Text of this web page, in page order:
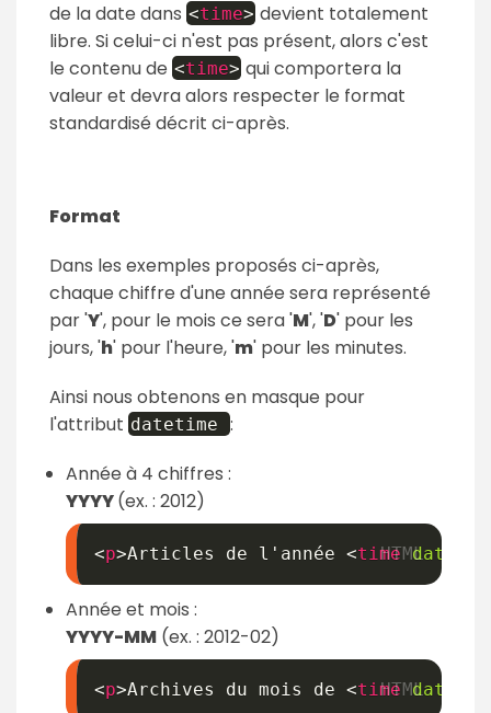
de la date dans <time> devient totalement
libre. Si celui-ci n'est pas présent, alors c'est
le contenu de <time> qui comportera la
valeur et devra alors respecter le format
standardisé décrit ci-après.
Format
Dans les exemples proposés ci-après,
chaque chiffre d'une année sera représenté
par 'Y', pour le mois ce sera 'M', 'D' pour les
jours, 'h' pour l'heure, 'm' pour les minutes.
Ainsi nous obtenons en masque pour
l'attribut datetime :
Année à 4 chiffres :
YYYY(ex. : 2012)
<p>Articles de l'année <time
Année et mois :
YYYY-MM (ex. : 2012-02)
<p>Archives du mois de <time